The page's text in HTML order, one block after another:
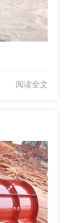
阅读全文